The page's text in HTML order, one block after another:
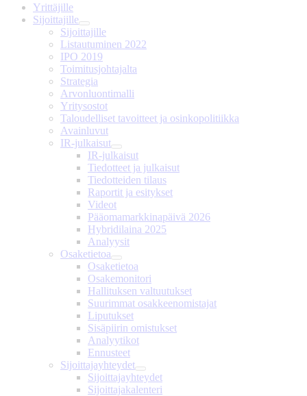
Yrittäjille
Sijoittajille
Sijoittajille
Listautuminen 2022
IPO 2019
Toimitusjohtajalta
Strategia
Arvonluontimalli
Yritysostot
Taloudelliset tavoitteet ja osinkopolitiikka
Avainluvut
IR-julkaisut
IR-julkaisut
Tiedotteet ja julkaisut
Tiedotteiden tilaus
Raportit ja esitykset
Videot
Pääomamarkkinapäivä 2026
Hybridilaina 2025
Analyysit
Osaketietoa
Osaketietoa
Osakemonitori
Hallituksen valtuutukset
Suurimmat osakkeenomistajat
Liputukset
Sisäpiirin omistukset
Analyytikot
Ennusteet
Sijoittajayhteydet
Sijoittajayhteydet
Sijoittajakalenteri